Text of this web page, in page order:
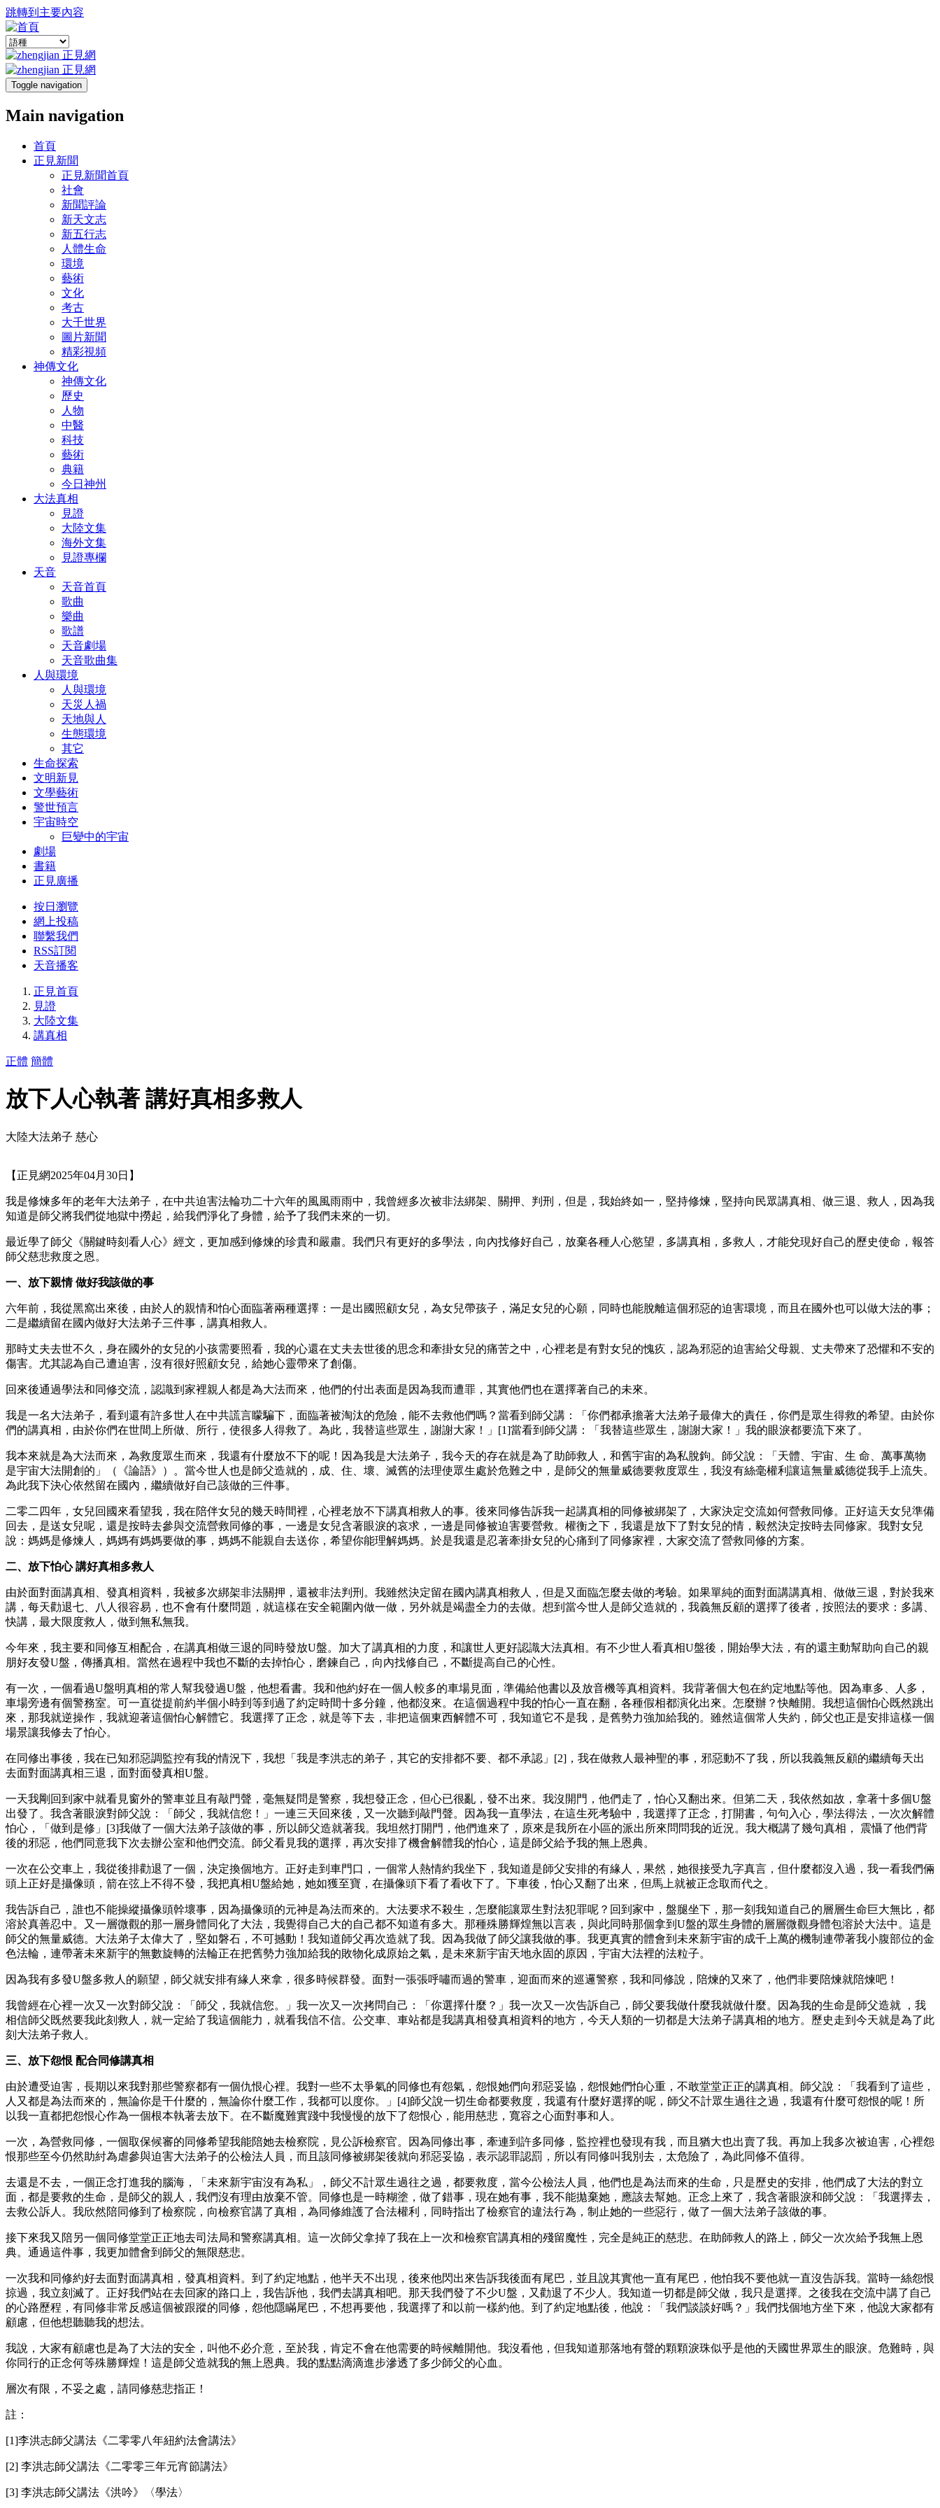
跳轉到主要內容
Toggle navigation
Main navigation
首頁
正見新聞
正見新聞首頁
社會
新聞評論
新天文志
新五行志
人體生命
環境
藝術
文化
考古
大千世界
圖片新聞
精彩視頻
神傳文化
神傳文化
歷史
人物
中醫
科技
藝術
典籍
今日神州
大法真相
見證
大陸文集
海外文集
見證專欄
天音
天音首頁
歌曲
樂曲
歌譜
天音劇場
天音歌曲集
人與環境
人與環境
天災人禍
天地與人
生態環境
其它
生命探索
文明新見
文學藝術
警世預言
宇宙時空
巨變中的宇宙
劇場
書籍
正見廣播
按日瀏覽
網上投稿
聯繫我們
RSS訂閱
天音播客
正見首頁
見證
大陸文集
講真相
正體 簡體
放下人心執著 講好真相多救人
大陸大法弟子 慈心
【正見網2025年04月30日】
我是修煉多年的老年大法弟子，在中共迫害法輪功二十六年的風風雨雨中，我曾經多次被非法綁架、關押、判刑，但是，我始終如一，堅持修煉，堅持向民眾講真相、做三退、救人，因為我
知道是師父將我們從地獄中撈起，給我們淨化了身體，給予了我們未來的一切。
最近學了師父《關鍵時刻看人心》經文，更加感到修煉的珍貴和嚴肅。我們只有更好的多學法，向內找修好自己，放棄各種人心慾望，多講真相，多救人，才能兌現好自己的歷史使命，報答
師父慈悲救度之恩。
一、放下親情 做好我該做的事
六年前，我從黑窩出來後，由於人的親情和怕心面臨著兩種選擇：一是出國照顧女兒，為女兒帶孩子，滿足女兒的心願，同時也能脫離這個邪惡的迫害環境，而且在國外也可以做大法的事；
二是繼續留在國內做好大法弟子三件事，講真相救人。
那時丈夫去世不久，身在國外的女兒的小孩需要照看，我的心還在丈夫去世後的思念和牽掛女兒的痛苦之中，心裡老是有對女兒的愧疚，認為邪惡的迫害給父母親、丈夫帶來了恐懼和不安的
傷害。尤其認為自己遭迫害，沒有很好照顧女兒，給她心靈帶來了創傷。
回來後通過學法和同修交流，認識到家裡親人都是為大法而來，他們的付出表面是因為我而遭罪，其實他們也在選擇著自己的未來。
我是一名大法弟子，看到還有許多世人在中共謊言矇騙下，面臨著被淘汰的危險，能不去救他們嗎？當看到師父講：「你們都承擔著大法弟子最偉大的責任，你們是眾生得救的希望。由於你
們的講真相，由於你們在世間上所做、所行，使很多人得救了。為此，我替這些眾生，謝謝大家！」[1]當看到師父講：「我替這些眾生，謝謝大家！」我的眼淚都要流下來了。
我本來就是為大法而來，為救度眾生而來，我還有什麼放不下的呢！因為我是大法弟子，我今天的存在就是為了助師救人，和舊宇宙的為私脫鉤。師父說：「天體、宇宙、生 命、萬事萬物
是宇宙大法開創的」（《論語》）。當今世人也是師父造就的，成、住、壞、滅舊的法理使眾生處於危難之中，是師父的無量威德要救度眾生，我沒有絲毫權利讓這無量威德從我手上流失。
為此我下決心依然留在國內，繼續做好自己該做的三件事。
二零二四年，女兒回國來看望我，我在陪伴女兒的幾天時間裡，心裡老放不下講真相救人的事。後來同修告訴我一起講真相的同修被綁架了，大家決定交流如何營救同修。正好這天女兒準備
回去，是送女兒呢，還是按時去參與交流營救同修的事，一邊是女兒含著眼淚的哀求，一邊是同修被迫害要營救。權衡之下，我還是放下了對女兒的情，毅然決定按時去同修家。我對女兒
說：媽媽是修煉人，媽媽有媽媽要做的事，媽媽不能親自去送你，希望你能理解媽媽。於是我還是忍著牽掛女兒的心痛到了同修家裡，大家交流了營救同修的方案。
二、放下怕心 講好真相多救人
由於面對面講真相、發真相資料，我被多次綁架非法關押，還被非法判刑。我雖然決定留在國內講真相救人，但是又面臨怎麼去做的考驗。如果單純的面對面講講真相、做做三退，對於我來
講，每天勸退七、八人很容易，也不會有什麼問題，就這樣在安全範圍內做一做，另外就是竭盡全力的去做。想到當今世人是師父造就的，我義無反顧的選擇了後者，按照法的要求：多講、
快講，最大限度救人，做到無私無我。
今年來，我主要和同修互相配合，在講真相做三退的同時發放U盤。加大了講真相的力度，和讓世人更好認識大法真相。有不少世人看真相U盤後，開始學大法，有的還主動幫助向自己的親
朋好友發U盤，傳播真相。當然在過程中我也不斷的去掉怕心，磨鍊自己，向內找修自己，不斷提高自己的心性。
有一次，一個看過U盤明真相的常人幫我發過U盤，他想看書。我和他約好在一個人較多的車場見面，準備給他書以及放音機等真相資料。我背著個大包在約定地點等他。因為車多、人多，
車場旁邊有個警務室。可一直從提前約半個小時到等到過了約定時間十多分鐘，他都沒來。在這個過程中我的怕心一直在翻，各種假相都演化出來。怎麼辦？快離開。我想這個怕心既然跳出
來，那我就逆操作，我就迎著這個怕心解體它。我選擇了正念，就是等下去，非把這個東西解體不可，我知道它不是我，是舊勢力強加給我的。雖然這個常人失約，師父也正是安排這樣一個
場景讓我修去了怕心。
在同修出事後，我在已知邪惡調監控有我的情況下，我想「我是李洪志的弟子，其它的安排都不要、都不承認」[2]，我在做救人最神聖的事，邪惡動不了我，所以我義無反顧的繼續每天出
去面對面講真相三退，面對面發真相U盤。
一天我剛回到家中就看見窗外的警車並且有敲門聲，毫無疑問是警察，我想發正念，但心已很亂，發不出來。我沒開門，他們走了，怕心又翻出來。但第二天，我依然如故，拿著十多個U盤
出發了。我含著眼淚對師父說：「師父，我就信您！」一連三天回來後，又一次聽到敲門聲。因為我一直學法，在這生死考驗中，我選擇了正念，打開書，句句入心，學法得法，一次次解體
怕心，「做到是修」[3]我做了一個大法弟子該做的事，所以師父造就著我。我坦然打開門，他們進來了，原來是我所在小區的派出所來問問我的近況。我大概講了幾句真相， 震懾了他們背
後的邪惡，他們同意我下次去辦公室和他們交流。師父看見我的選擇，再次安排了機會解體我的怕心，這是師父給予我的無上恩典。
一次在公交車上，我從後排勸退了一個，決定換個地方。正好走到車門口，一個常人熱情約我坐下，我知道是師父安排的有緣人，果然，她很接受九字真言，但什麼都沒入過，我一看我們倆
頭上正好是攝像頭，箭在弦上不得不發，我把真相U盤給她，她如獲至寶，在攝像頭下看了看收下了。下車後，怕心又翻了出來，但馬上就被正念取而代之。
我告訴自己，誰也不能操縱攝像頭幹壞事，因為攝像頭的元神是為法而來的。大法要求不殺生，怎麼能讓眾生對法犯罪呢？回到家中，盤腿坐下，那一刻我知道自己的層層生命巨大無比，都
溶於真善忍中。又一層微觀的那一層身體同化了大法，我覺得自己大的自己都不知道有多大。那種殊勝輝煌無以言表，與此同時那個拿到U盤的眾生身體的層層微觀身體包溶於大法中。這是
師父的無量威德。大法弟子太偉大了，堅如磐石，不可撼動！我知道師父再次造就了我。因為我做了師父讓我做的事。我更真實的體會到未來新宇宙的成千上萬的機制連帶著我小腹部位的金
色法輪，連帶著未來新宇的無數旋轉的法輪正在把舊勢力強加給我的敗物化成原始之氣，是未來新宇宙天地永固的原因，宇宙大法裡的法粒子。
因為我有多發U盤多救人的願望，師父就安排有緣人來拿，很多時候群發。面對一張張呼嘯而過的警車，迎面而來的巡邏警察，我和同修說，陪煉的又來了，他們非要陪煉就陪煉吧！
我曾經在心裡一次又一次對師父說：「師父，我就信您。」我一次又一次拷問自己：「你選擇什麼？」我一次又一次告訴自己，師父要我做什麼我就做什麼。因為我的生命是師父造就 ，我
相信師父既然要我此刻救人，就一定給了我這個能力，就看我信不信。公交車、車站都是我講真相發真相資料的地方，今天人類的一切都是大法弟子講真相的地方。歷史走到今天就是為了此
刻大法弟子救人。
三、放下怨恨 配合同修講真相
由於遭受迫害，長期以來我對那些警察都有一個仇恨心裡。我對一些不太爭氣的同修也有怨氣，怨恨她們向邪惡妥協，怨恨她們怕心重，不敢堂堂正正的講真相。師父說：「我看到了這些，
人又都是為法而來的，無論你是干什麼的，無論你什麼工作，我都可以度你。」[4]師父說一切生命都要救度，我還有什麼好選擇的呢，師父不計眾生過往之過，我還有什麼可怨恨的呢！所
以我一直都把怨恨心作為一個根本執著去放下。在不斷魔難實踐中我慢慢的放下了怨恨心，能用慈悲，寬容之心面對事和人。
一次，為營救同修，一個取保候審的同修希望我能陪她去檢察院，見公訴檢察官。因為同修出事，牽連到許多同修，監控裡也發現有我，而且猶大也出賣了我。再加上我多次被迫害，心裡怨
恨那些至今仍然助紂為虐參與迫害大法弟子的公檢法人員，而且該同修被綁架後就向邪惡妥協，表示認罪認罰，所以有同修叫我別去，太危險了，為此同修不值得。
去還是不去，一個正念打進我的腦海，「未來新宇宙沒有為私」，師父不計眾生過往之過，都要救度，當今公檢法人員，他們也是為法而來的生命，只是歷史的安排，他們成了大法的對立
面，都是要救的生命，是師父的親人，我們沒有理由放棄不管。同修也是一時糊塗，做了錯事，現在她有事，我不能拋棄她，應該去幫她。正念上來了，我含著眼淚和師父說：「我選擇去，
去救公訴人。我欣然陪同修到了檢察院，向檢察官講了真相，為同修維護了合法權利，同時指出了檢察官的違法行為，制止她的一些惡行，做了一個大法弟子該做的事。
接下來我又陪另一個同修堂堂正正地去司法局和警察講真相。這一次師父拿掉了我在上一次和檢察官講真相的殘留魔性，完全是純正的慈悲。在助師救人的路上，師父一次次給予我無上恩
典。通過這件事，我更加體會到師父的無限慈悲。
一次我和同修約好去面對面講真相，發真相資料。到了約定地點，他半天不出現，後來他閃出來告訴我後面有尾巴，並且說其實他一直有尾巴，他怕我不要他就一直沒告訴我。當時一絲怨恨
掠過，我立刻滅了。正好我們站在去回家的路口上，我告訴他，我們去講真相吧。那天我們發了不少U盤，又勸退了不少人。我知道一切都是師父做，我只是選擇。之後我在交流中講了自己
的心路歷程，有同修非常反感這個被跟蹤的同修，怨他隱瞞尾巴，不想再要他，我選擇了和以前一樣約他。到了約定地點後，他說：「我們談談好嗎？」我們找個地方坐下來，他說大家都有
顧慮，但他想聽聽我的想法。
我說，大家有顧慮也是為了大法的安全，叫他不必介意，至於我，肯定不會在他需要的時候離開他。我沒看他，但我知道那落地有聲的顆顆淚珠似乎是他的天國世界眾生的眼淚。危難時，與
你同行的正念何等殊勝輝煌！這是師父造就我的無上恩典。我的點點滴滴進步滲透了多少師父的心血。
層次有限，不妥之處，請同修慈悲指正！
註：
[1]李洪志師父講法《二零零八年紐約法會講法》
[2] 李洪志師父講法《二零零三年元宵節講法》
[3] 李洪志師父講法《洪吟》〈學法〉